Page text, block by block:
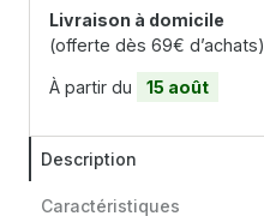
Livraison à domicile
(offerte dès 69€ d’achats)
À partir du 15 août
Description
Caractéristiques